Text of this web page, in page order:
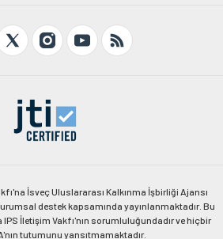
İsveç Uluslararası Kalkınma İşbirliği Ajansı
destek kapsamında yayınlanmaktadır. Bu
İletişim Vakfı'nın sorumluluğundadır ve hiçbir
tutumunu yansıtmamaktadır.